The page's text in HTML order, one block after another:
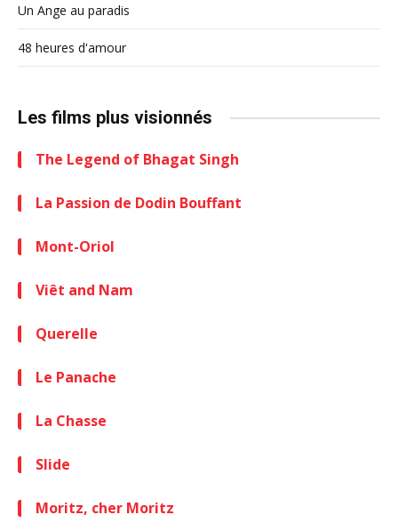
Un Ange au paradis
48 heures d'amour
Les films plus visionnés
The Legend of Bhagat Singh
La Passion de Dodin Bouffant
Mont-Oriol
Viêt and Nam
Querelle
Le Panache
La Chasse
Slide
Moritz, cher Moritz